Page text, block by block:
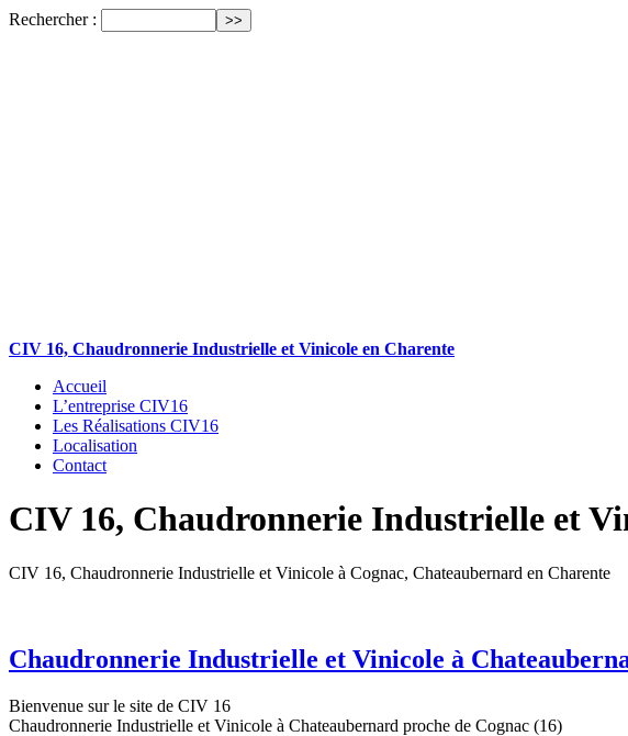
Rechercher :
CIV 16, Chaudronnerie Industrielle et Vinicole en Charente
Accueil
L’entreprise CIV16
Les Réalisations CIV16
Localisation
Contact
CIV 16, Chaudronnerie Industrielle et
CIV 16, Chaudronnerie Industrielle et Vinicole à Cognac, Chateaubernard en Charente
Chaudronnerie Industrielle et Vinicole à
Bienvenue sur le site de CIV 16
Chaudronnerie Industrielle et Vinicole à Chateaubernard proche de Cognac (16)